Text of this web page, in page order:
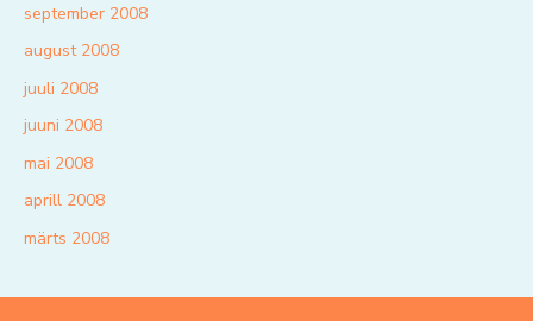
september 2008
august 2008
juuli 2008
juuni 2008
mai 2008
aprill 2008
märts 2008